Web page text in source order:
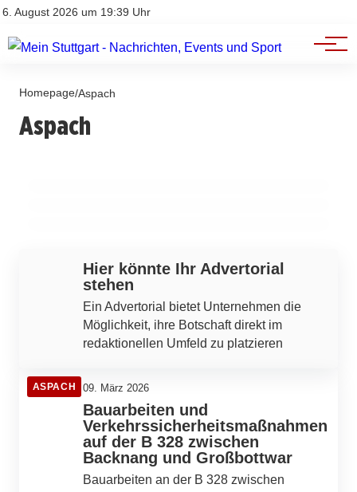
6. August 2026 um 19:39 Uhr
Impressum
Branchenbuch
Werbung
Homepage/Aspach
Aspach
SGV Freiberg zieht ins Heilbronner
Frankenstadion und strebt Drittliga-
11. März 2026
SSV Ulm 1846 trifft im Viertelfinale des DB
Regio wfv-Pokals auf die SG Sonnenhof
Frauen im Fokus: Unterstützung beim
Hier könnte Ihr Advertorial
stehen
Ein Advertorial bietet Unternehmen die
Möglichkeit, ihre Botschaft direkt im
redaktionellen Umfeld zu platzieren
ASPACH 09. März 2026
Bauarbeiten und
Verkehrssicherheitsmaßnahmen
auf der B 328 zwischen
Backnang und Großbottwar
Bauarbeiten an der B 328 zwischen